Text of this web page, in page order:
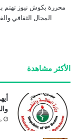
محررة بكوش نيوز تهتم
المجال الثقافي
الأكثر مشاهدة